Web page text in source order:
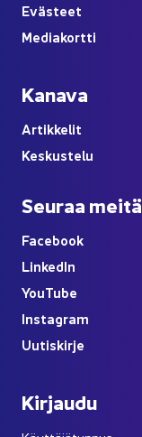
Eväs­teet
Me­dia­kort­ti
Ka­na­va
Ar­tik­ke­lit
Kes­kus­te­lu
Seu­raa meitä
Face­book
Lin­ke­dIn
YouTube
Ins­ta­gram
Uu­tis­kir­je
Kir­jau­du